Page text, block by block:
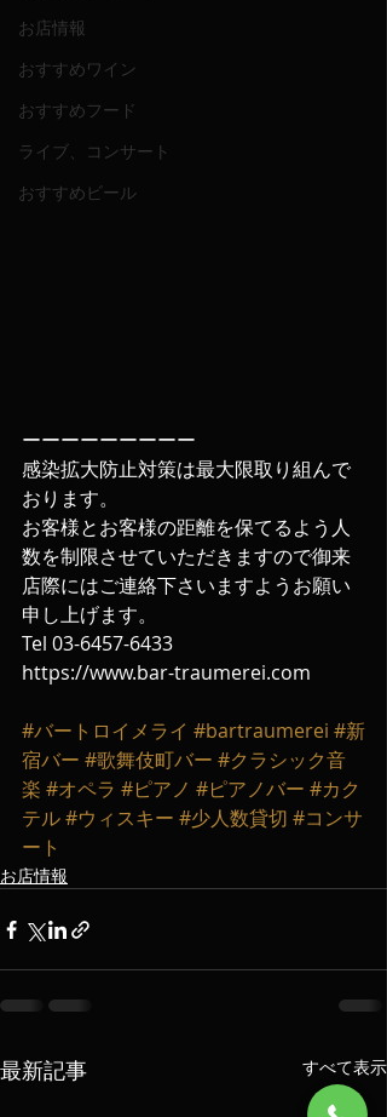
お店情報
おすすめワイン
おすすめフード
ライブ、コンサート
おすすめビール
ーーーーーーーーー
‪‪感染拡大防止対策は最大限取り組んで
おります。
お客様とお客様の距離を保てるよう人
数を制限させていただきますので‬‪御来
店際にはご連絡下さいますようお願い
申し上げます‬。
‪Tel 03-6457-6433‬
https://www.bar-traumerei.com
#バートロイメライ #bartraumerei #新
宿バー #歌舞伎町バー #クラシック音
楽 #オペラ #ピアノ #ピアノバー #カク
テル#ウィスキー #少人数貸切 #コンサ
ート
お店情報
最新記事 すべて表示